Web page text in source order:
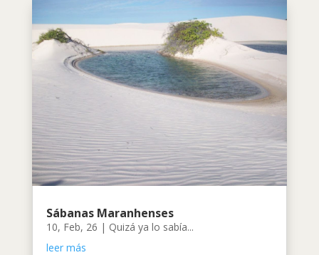
Sábanas Maranhenses
10, Feb, 26 | Quizá ya lo sabía...
leer más